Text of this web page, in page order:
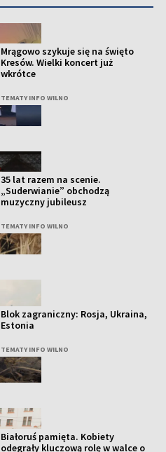
Mrągowo szykuje się na święto
Kresów. Wielki koncert już
wkrótce
TEMATY INFO WILNO
35 lat razem na scenie.
„Suderwianie” obchodzą
muzyczny jubileusz
TEMATY INFO WILNO
Blok zagraniczny: Rosja, Ukraina,
Estonia
TEMATY INFO WILNO
Białoruś pamięta. Kobiety
odegrały kluczową rolę w walce o